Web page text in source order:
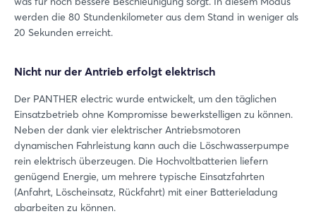
werden die 80 Stundenkilometer aus dem Stand in weniger als
20 Sekunden erreicht.
Nicht nur der Antrieb erfolgt elektrisch
Der PANTHER electric wurde entwickelt, um den täglichen
Einsatzbetrieb ohne Kompromisse bewerkstelligen zu können.
Neben der dank vier elektrischer Antriebsmotoren
dynamischen Fahrleistung kann auch die Löschwasserpumpe
rein elektrisch überzeugen. Die Hochvoltbatterien liefern
genügend Energie, um mehrere typische Einsatzfahrten
(Anfahrt, Löscheinsatz, Rückfahrt) mit einer Batterieladung
abarbeiten zu können.